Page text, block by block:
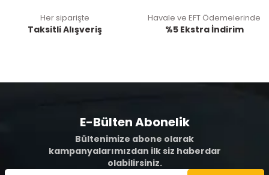
Her siparişte
Taksitli Alışveriş
Havale ve EFT Ödemelerinde
%5 Ekstra İndirim
E-Bülten Abonelik
Bültenimize abone olarak
kampanyalarımızdan ilk siz haberdar
olabilirsiniz.